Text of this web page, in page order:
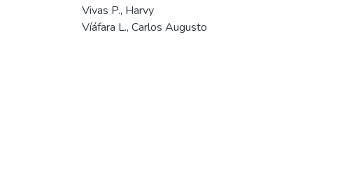
Vivas P., Harvy
Víáfara L., Carlos Augusto